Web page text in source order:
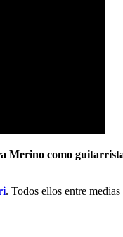
Merino como
. Todos ellos entre